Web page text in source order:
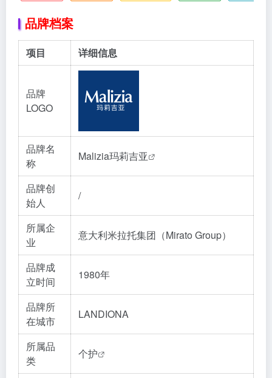
品牌档案
项目 详细信息
品牌
LOGO
品牌名
称
Malizia玛莉吉亚
品牌创
始人
/
所属企
业
意大利米拉托集团（Mirato Group）
品牌成
立时间
1980年
品牌所
在城市
LANDIONA
所属品
类
个护